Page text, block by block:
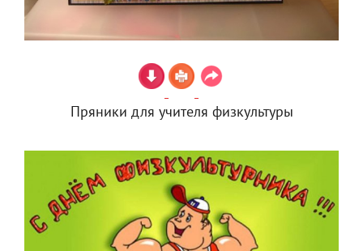
Пряники для учителя физкультуры